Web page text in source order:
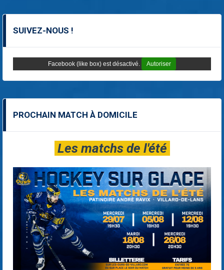
SUIVEZ-NOUS !
Facebook (like box) est désactivé. Autoriser
PROCHAIN MATCH À DOMICILE
Les matchs de l'été